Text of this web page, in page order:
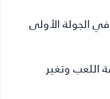
الجولة الأولى
اللعب وتغير